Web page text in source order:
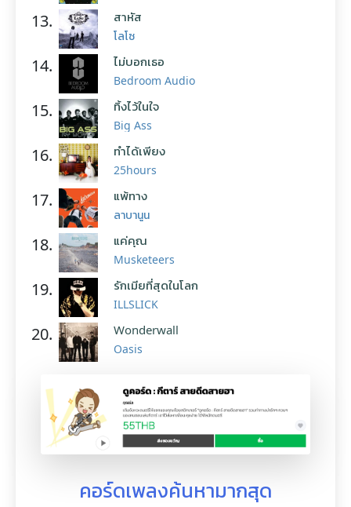
13. สาหัส
โลโซ
14. ไม่บอกเธอ
Bedroom Audio
15. ทิ้งไว้ในใจ
Big Ass
16. ทำได้เพียง
25hours
17. แพ้ทาง
ลาบานูน
18. แค่คุณ
Musketeers
19. รักเมียที่สุดในโลก
ILLSLICK
20. Wonderwall
Oasis
คอร์ดเพลงค้นหามากสุด